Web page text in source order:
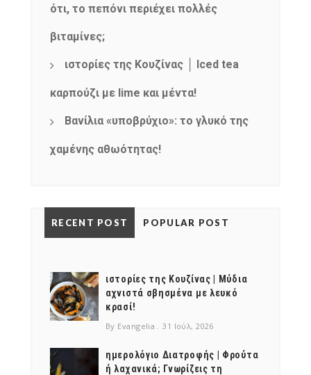
ότι, το πεπόνι περιέχει πολλές
βιταμίνες;
ιστορίες της Κουζίνας │ Iced tea
καρπούζι με lime και μέντα!
Βανίλια «υποβρύχιο»: το γλυκό της
χαμένης αθωότητας!
RECENT POST POPULAR POST
ιστορίες της Κουζίνας | Μύδια
αχνιστά σβησμένα με λευκό
κρασί!
By Evangelia 31 Ιούλ, 2026
ημερολόγιο Διατροφής | Φρούτα
ή λαχανικά; Γνωρίζεις τη